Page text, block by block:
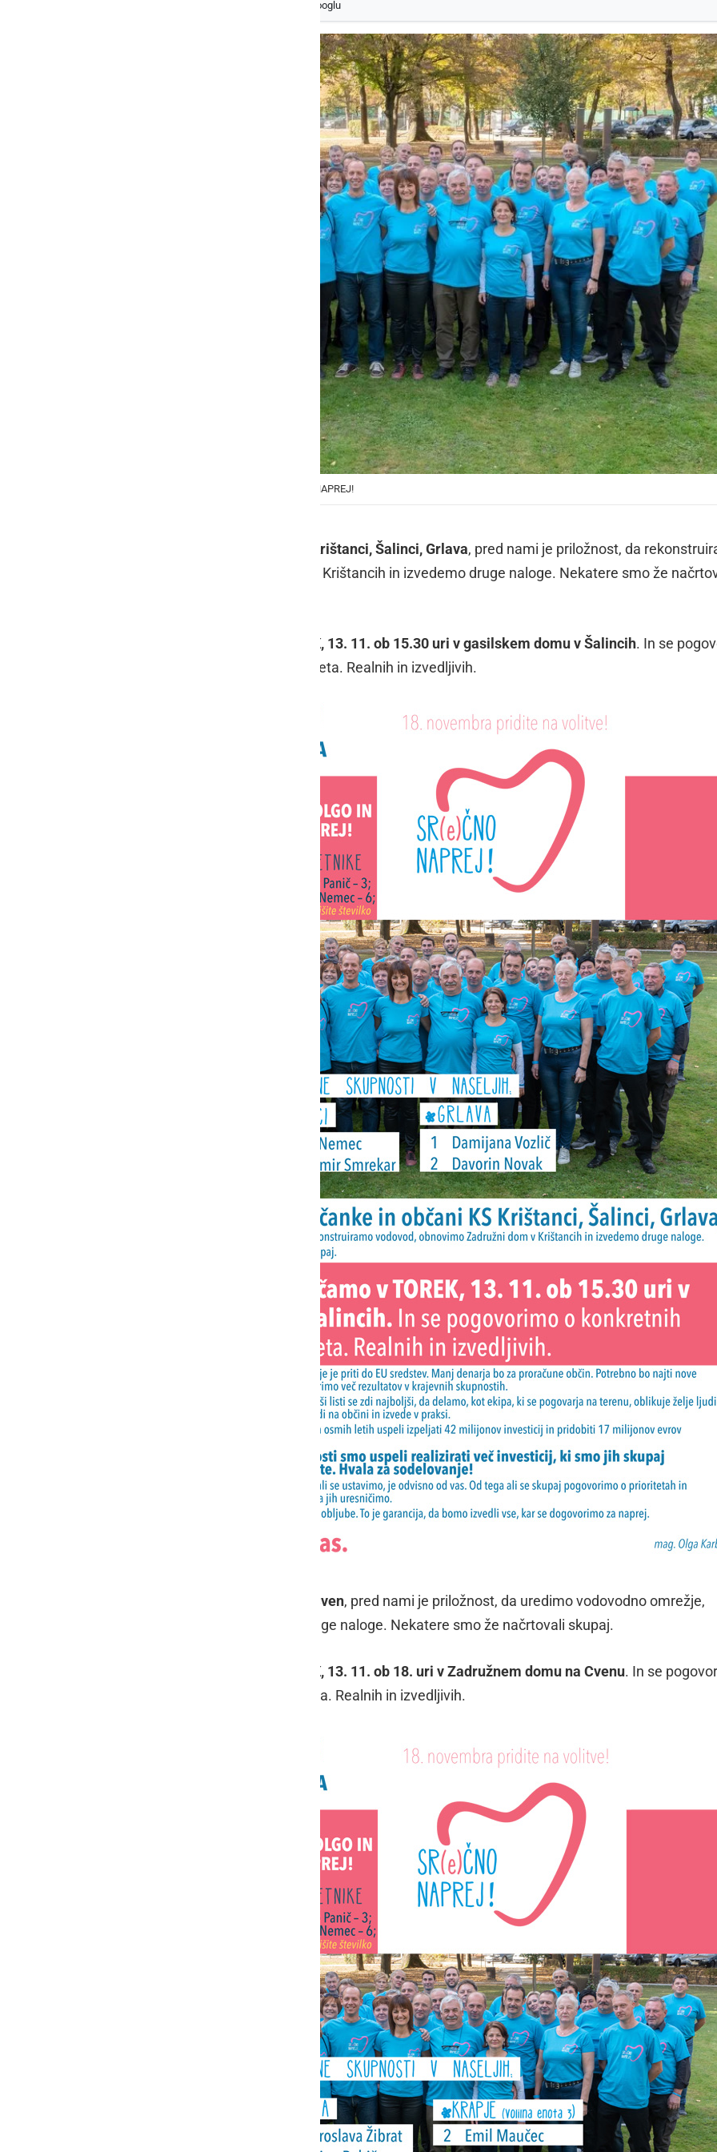
kot svoj prednostni vir na Googlu
NEODVISNA LISTA Z OLGO IN EKIPO SR(e)ČNO NAPREJ!
KS Krištanci, Šalinci, Grlava, pred nami je priložnost, da
vodovod, obnovimo Zadružni dom v Krištancih in izvedemo druge naloge. Nekatere smo že
Vabim vas, da se srečamo v TOREK, 13. 11. ob 15.30 uri v gasilskem domu v Šalincih. In se
o konkretnih zavezah za naslednja leta. Realnih in izvedljivih.
KS Cven, pred nami je priložnost, da uredimo vodovodno omrežje,
naredimo nov most in izvedemo druge naloge. Nekatere smo že načrtovali skupaj.
Vabim vas, da se srečamo v TOREK, 13. 11. ob 18. uri v Zadružnem domu na Cvenu. In se
konkretnih zavezah za naslednja leta. Realnih in izvedljivih.